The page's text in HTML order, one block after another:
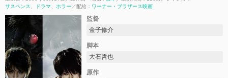
サスペンス
ドラマ ホラー 配給： ワーナー・ブラザース映画
監督
金子修介
脚本
大石哲也
原作